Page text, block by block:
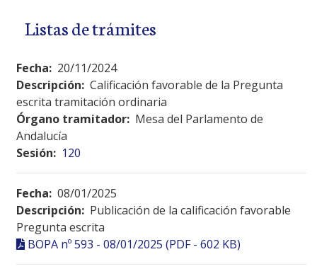
Listas de trámites
Fecha: 20/11/2024
Descripción: Calificación favorable de la Pregunta
escrita tramitación ordinaria
Órgano tramitador: Mesa del Parlamento de
Andalucía
Sesión: 120
Fecha: 08/01/2025
Descripción: Publicación de la calificación favorable
Pregunta escrita
BOPA nº 593 - 08/01/2025 (PDF - 602 KB)